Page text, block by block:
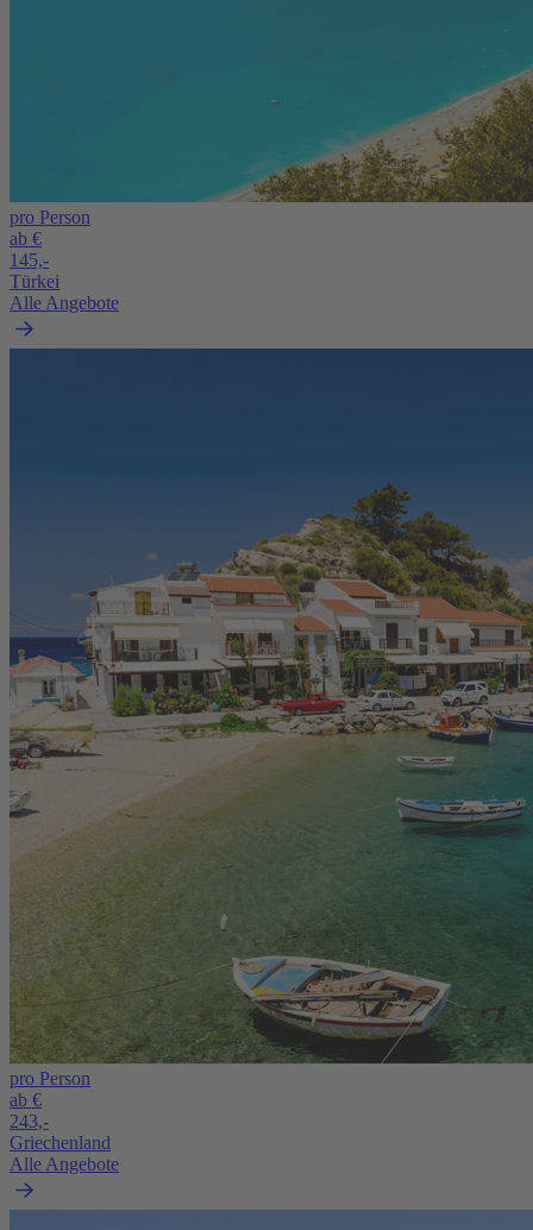
pro Person
ab €
145,-
Türkei
Alle Angebote
pro Person
ab €
243,-
Griechenland
Alle Angebote